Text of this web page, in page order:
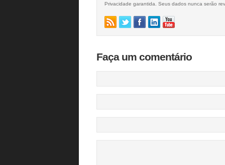
Privacidade garantida. Seus dados nunca serão
Faça um comentário